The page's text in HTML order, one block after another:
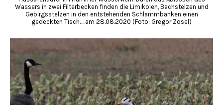
Wassers in zwei Filterbecken finden die Limikolen, Bachstelzen und
Gebirgsstelzen in den entstehenden Schlammbänken einen
gedeckten Tisch…..am 28.08.2020 (Foto: Gregor Zosel)